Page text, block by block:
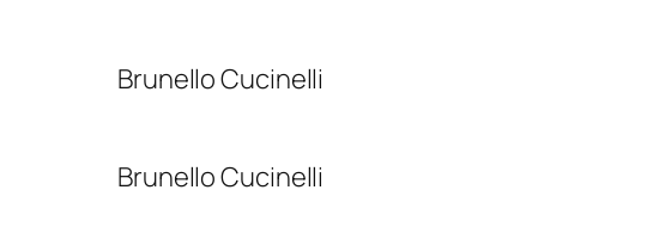
Brunello Cucinelli
Brunello Cucinelli